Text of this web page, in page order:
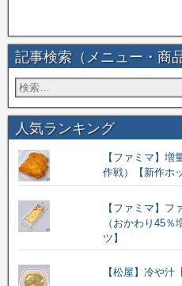
記事検索（メニュー・商
人気ランキング
【ファミマ】
作戦）【新作ホ
【ファミマ】フ
（おかわり45
ツ】
【松屋】冷や汁